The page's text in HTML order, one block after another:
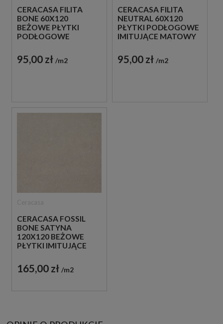
CERACASA FILITA
BONE 60X120
BEŻOWE PŁYTKI
PODŁOGOWE
KAMIEŃ
95,00 zł m2
CERACASA FILITA
NEUTRAL 60X120
PŁYTKI PODŁOGOWE
IMITUJĄCE MATOWY
ODCIENIU
95,00 zł m2
CERACASA FOSSIL
BONE SATYNA
120X120 BEŻOWE
PŁYTKI IMITUJĄCE
165,00 zł m2